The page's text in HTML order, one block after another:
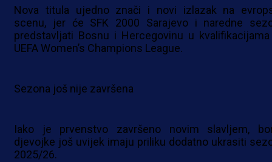
Nova titula ujedno znači i novi izlazak na
scenu, jer će SFK 2000 Sarajevo i naredne
predstavljati Bosnu i Hercegovinu u
UEFA Women’s Champions League.
Sezona još nije završena
Iako je prvenstvo završeno novim slavljem,
djevojke još uvijek imaju priliku dodatno ukrasiti
2025/26.